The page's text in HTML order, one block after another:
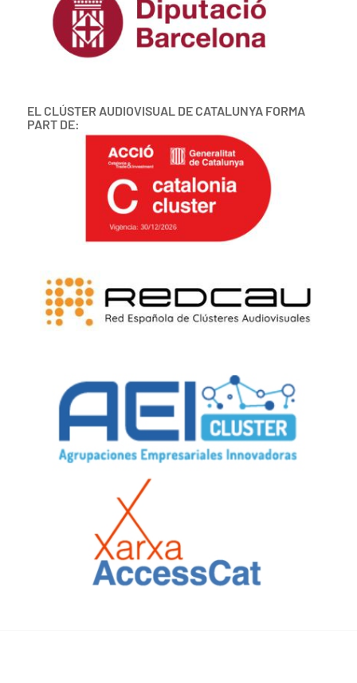
EL CLÚSTER AUDIOVISUAL DE CATALUNYA FORMA
PART DE: